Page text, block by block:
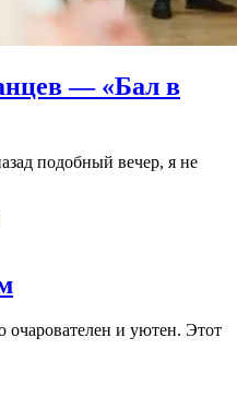
— «Бал в
подобный вечер, я не
очарователен и уютен. Этот